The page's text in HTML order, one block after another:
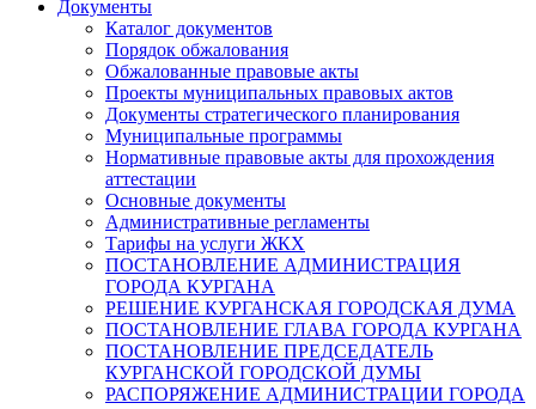
Документы
Каталог документов
Порядок обжалования
Обжалованные правовые акты
Проекты муниципальных правовых актов
Документы стратегического планирования
Муниципальные программы
Нормативные правовые акты для прохождения
аттестации
Основные документы
Административные регламенты
Тарифы на услуги ЖКХ
ПОСТАНОВЛЕНИЕ АДМИНИСТРАЦИЯ
ГОРОДА КУРГАНА
РЕШЕНИЕ КУРГАНСКАЯ ГОРОДСКАЯ ДУМА
ПОСТАНОВЛЕНИЕ ГЛАВА ГОРОДА КУРГАНА
ПОСТАНОВЛЕНИЕ ПРЕДСЕДАТЕЛЬ
КУРГАНСКОЙ ГОРОДСКОЙ ДУМЫ
РАСПОРЯЖЕНИЕ АДМИНИСТРАЦИИ ГОРОДА